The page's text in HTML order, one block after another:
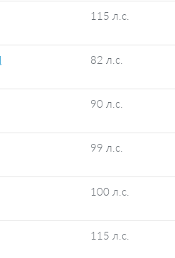
115 л.с.
82 л.с.
90 л.с.
99 л.с.
100 л.с.
115 л.с.